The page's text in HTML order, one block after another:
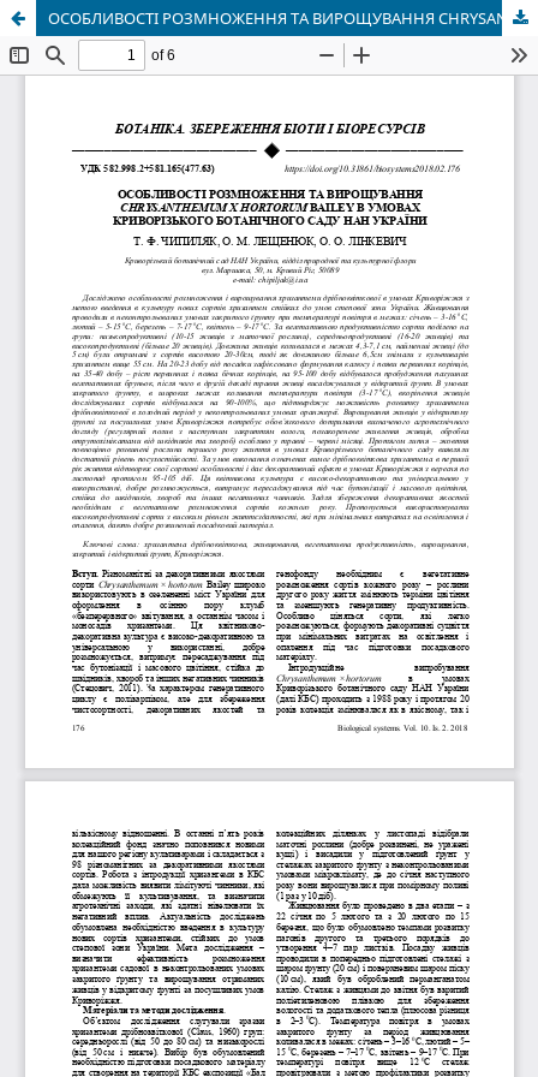
ОСОБЛИВОСТІ РОЗМНОЖЕННЯ ТА ВИРОЩУВАННЯ CHRYSANTHEMUM X HORTORUM BAILEY В УМОВАХ КРИВОРІЗЬКОГО БОТАНІЧНОГО САДУ НАН УКРАЇНИ